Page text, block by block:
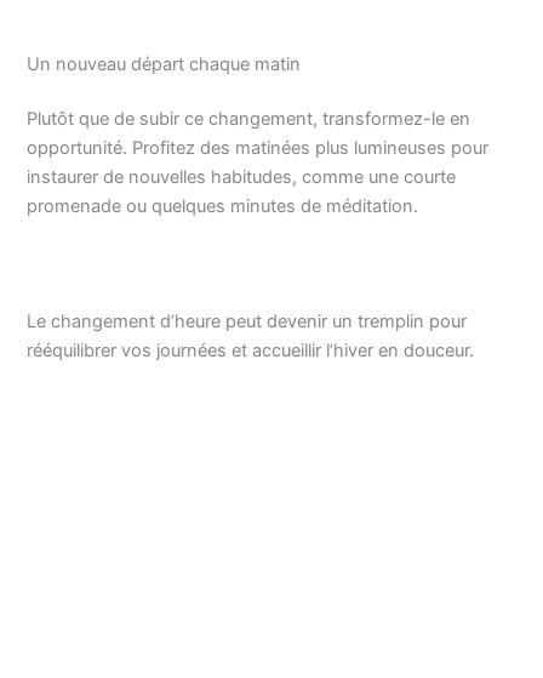
Un nouveau départ chaque matin
Plutôt que de subir ce changement, transformez-le en
opportunité. Profitez des matinées plus lumineuses pour
instaurer de nouvelles habitudes, comme une courte
promenade ou quelques minutes de méditation.
Le changement d’heure peut devenir un tremplin pour
rééquilibrer vos journées et accueillir l’hiver en douceur.